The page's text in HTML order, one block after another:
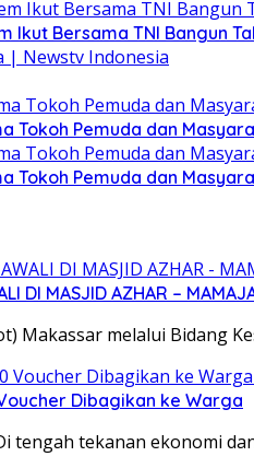
Ikut Bersama TNI Bangun
Tokoh Pemuda dan
Tokoh Pemuda dan
DI MASJID AZHAR –
Makassar melalui Bidang
Dibagikan ke Warga
tengah tekanan ekonomi